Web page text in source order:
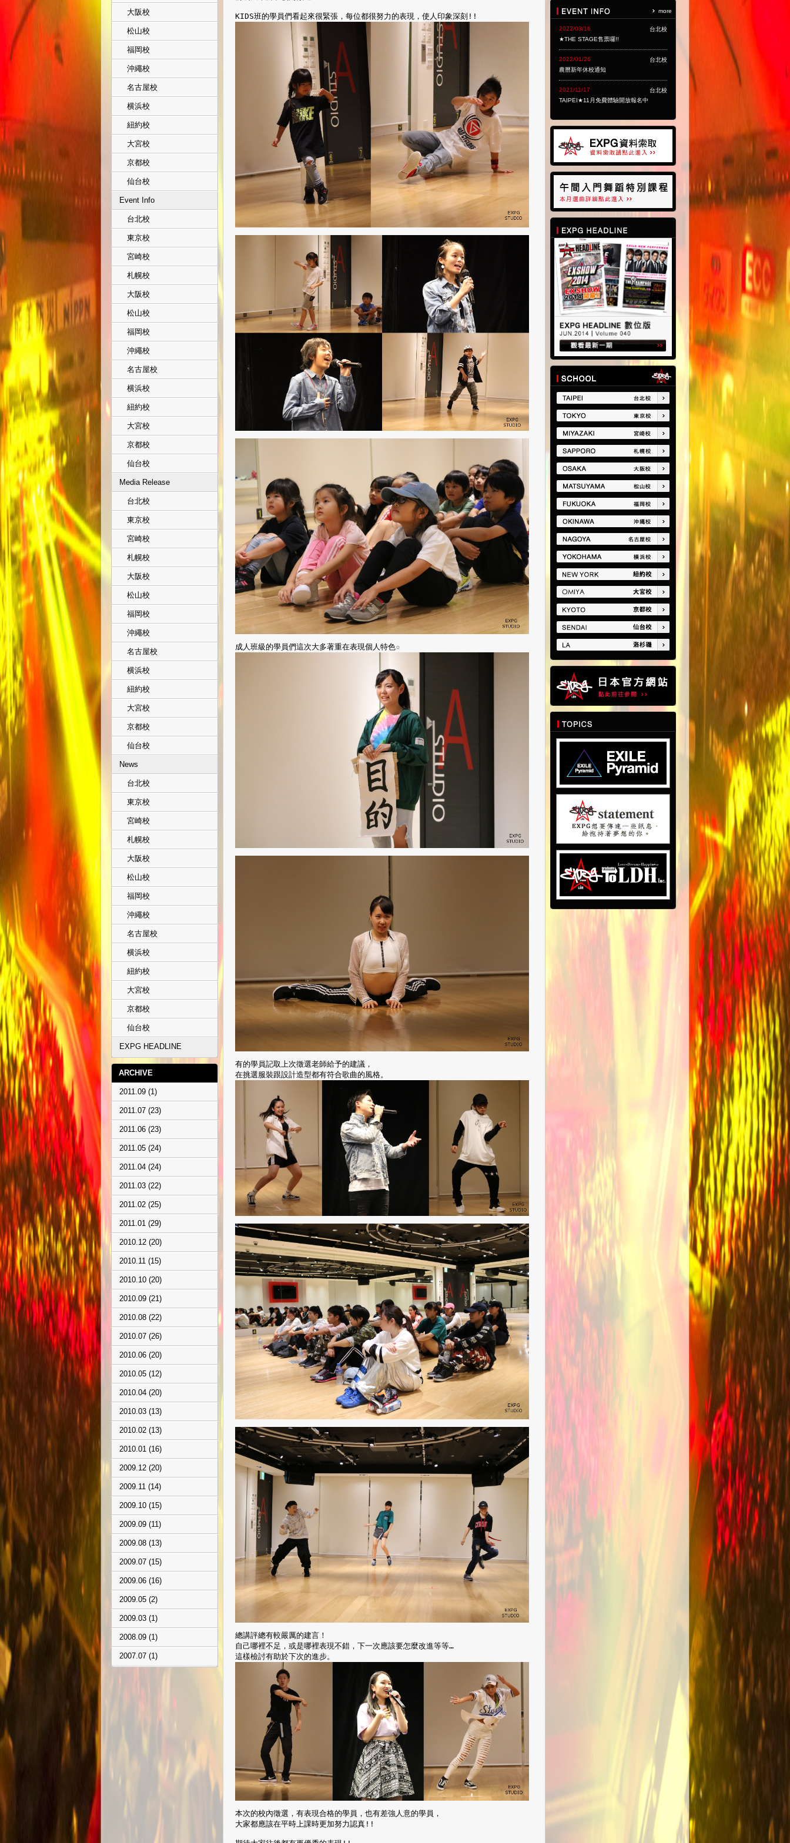
大阪校
松山校
福岡校
沖繩校
名古屋校
横浜校
紐約校
大宮校
京都校
仙台校
Event Info
台北校
東京校
宮崎校
札幌校
大阪校
松山校
福岡校
沖繩校
名古屋校
横浜校
紐約校
大宮校
京都校
仙台校
Media Release
台北校
東京校
宮崎校
札幌校
大阪校
松山校
福岡校
沖繩校
名古屋校
横浜校
紐約校
大宮校
京都校
仙台校
News
台北校
東京校
宮崎校
札幌校
大阪校
松山校
福岡校
沖繩校
名古屋校
横浜校
紐約校
大宮校
京都校
仙台校
EXPG HEADLINE
ARCHIVE
2011.09 (1)
2011.07 (23)
2011.06 (23)
2011.05 (24)
2011.04 (24)
2011.03 (22)
2011.02 (25)
2011.01 (29)
2010.12 (20)
2010.11 (15)
2010.10 (20)
2010.09 (21)
2010.08 (22)
2010.07 (26)
2010.06 (20)
2010.05 (12)
2010.04 (20)
2010.03 (13)
2010.02 (13)
2010.01 (16)
2009.12 (20)
2009.11 (14)
2009.10 (15)
2009.09 (11)
2009.08 (13)
2009.07 (15)
2009.06 (16)
2009.05 (2)
2009.03 (1)
2008.09 (1)
2007.07 (1)
KIDS班的學員們看起來很緊張，每位都很努力的表現，使人印象深刻!!
成人班級的學員們這次大多著重在表現個人特色☆
有的學員記取上次徵選老師給予的建議，
在挑選服裝跟設計造型都有符合歌曲的風格。
總講評總有較嚴厲的建言！
自己哪裡不足，或是哪裡表現不錯，下一次應該要怎麼改進等等…
這樣檢討有助於下次的進步。
本次的校內徵選，有表現合格的學員，也有差強人意的學員，
大家都應該在平時上課時更加努力認真!!
more
2022/03/16
台北校
★THE STAGE售票囉!!
2022/01/26
台北校
農曆新年休校通知
2021/11/17
台北校
TAIPEI★11月免費體驗開放報名中